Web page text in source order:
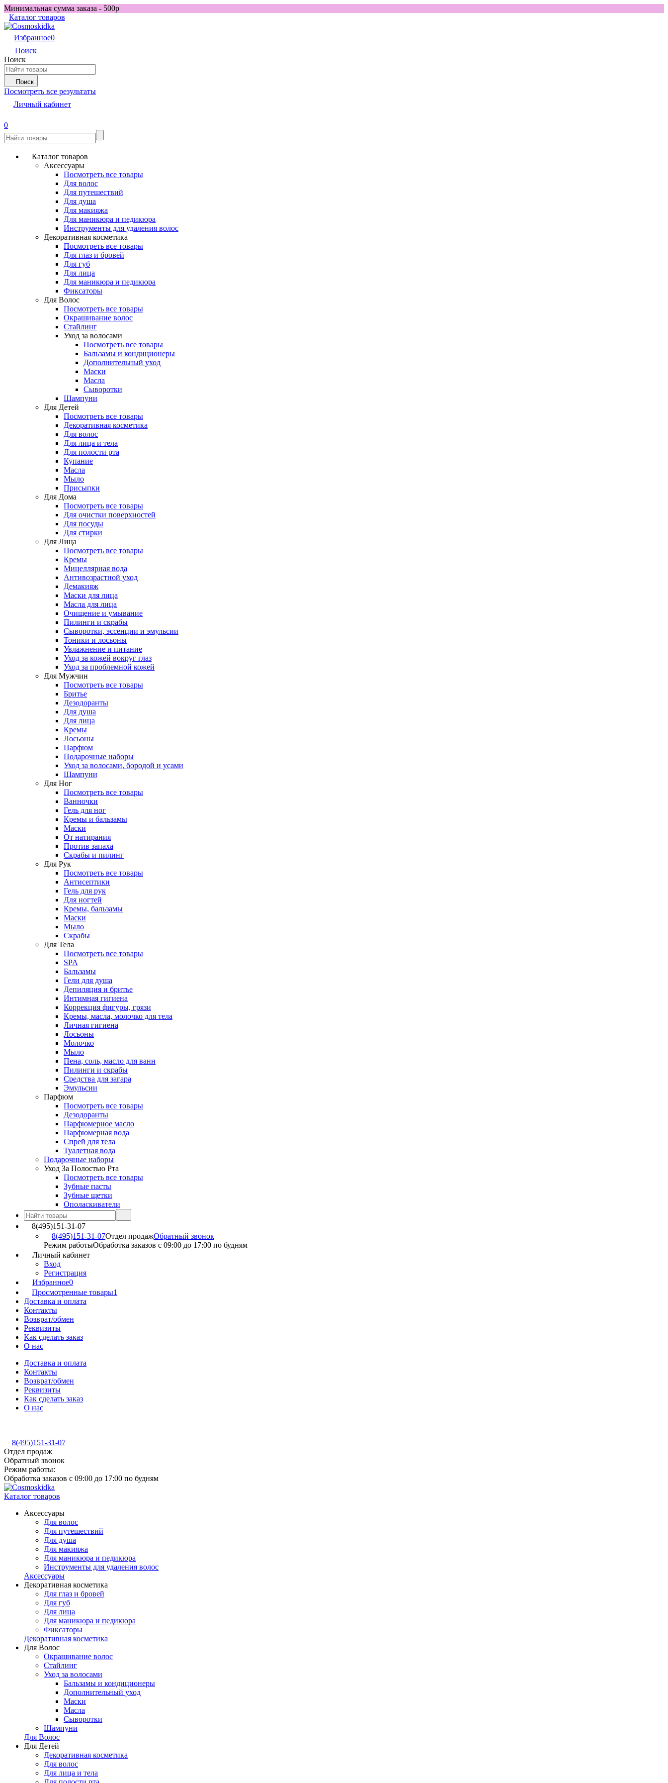
Минимальная сумма заказа - 500р
Каталог товаров
Избранное0
Поиск
Поиск
Поиск
Посмотреть все результаты
Личный кабинет
0
Каталог товаров
Аксессуары
Посмотреть все товары
Для волос
Для путешествий
Для душа
Для макияжа
Для маникюра и педикюра
Инструменты для удаления волос
Декоративная косметика
Посмотреть все товары
Для глаз и бровей
Для губ
Для лица
Для маникюра и педикюра
Фиксаторы
Для Волос
Посмотреть все товары
Окрашивание волос
Стайлинг
Уход за волосами
Посмотреть все товары
Бальзамы и кондиционеры
Дополнительный уход
Маски
Масла
Сыворотки
Шампуни
Для Детей
Посмотреть все товары
Декоративная косметика
Для волос
Для лица и тела
Для полости рта
Купание
Масла
Мыло
Присыпки
Для Дома
Посмотреть все товары
Для очистки поверхностей
Для посуды
Для стирки
Для Лица
Посмотреть все товары
Кремы
Мицеллярная вода
Антивозрастной уход
Демакияж
Маски для лица
Масла для лица
Очищение и умывание
Пилинги и скрабы
Сыворотки, эссенции и эмульсии
Тоники и лосьоны
Увлажнение и питание
Уход за кожей вокруг глаз
Уход за проблемной кожей
Для Мужчин
Посмотреть все товары
Бритье
Дезодоранты
Для душа
Для лица
Кремы
Лосьоны
Парфюм
Подарочные наборы
Уход за волосами, бородой и усами
Шампуни
Для Ног
Посмотреть все товары
Ванночки
Гель для ног
Кремы и бальзамы
Маски
От натирания
Против запаха
Скрабы и пилинг
Для Рук
Посмотреть все товары
Антисептики
Гель для рук
Для ногтей
Кремы, бальзамы
Маски
Мыло
Скрабы
Для Тела
Посмотреть все товары
SPA
Бальзамы
Гели для душа
Депиляция и бритье
Интимная гигиена
Коррекция фигуры, грязи
Кремы, масла, молочко для тела
Личная гигиена
Лосьоны
Молочко
Мыло
Пена, соль, масло для ванн
Пилинги и скрабы
Средства для загара
Эмульсии
Парфюм
Посмотреть все товары
Дезодоранты
Парфюмерное масло
Парфюмерная вода
Спрей для тела
Туалетная вода
Подарочные наборы
Уход За Полостью Рта
Посмотреть все товары
Зубные пасты
Зубные щетки
Ополаскиватели
8(495)151-31-07
8(495)151-31-07Отдел продажОбратный звонок
Режим работыОбработка заказов с 09:00 до 17:00 по будням
Личный кабинет
Вход
Регистрация
Избранное0
Просмотренные товары1
Доставка и оплата
Контакты
Возврат/обмен
Реквизиты
Как сделать заказ
О нас
Доставка и оплата
Контакты
Возврат/обмен
Реквизиты
Как сделать заказ
О нас
8(495)151-31-07
Отдел продаж
Обратный звонок
Режим работы:
Обработка заказов с 09:00 до 17:00 по будням
Каталог товаров
Аксессуары
Для волос
Для путешествий
Для душа
Для макияжа
Для маникюра и педикюра
Инструменты для удаления волос
Аксессуары
Декоративная косметика
Для глаз и бровей
Для губ
Для лица
Для маникюра и педикюра
Фиксаторы
Декоративная косметика
Для Волос
Окрашивание волос
Стайлинг
Уход за волосами
Бальзамы и кондиционеры
Дополнительный уход
Маски
Масла
Сыворотки
Шампуни
Для Волос
Для Детей
Декоративная косметика
Для волос
Для лица и тела